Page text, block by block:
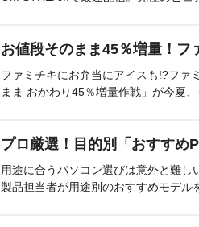
お値段そのまま45％増量！フ
ファミチキにお弁当にアイスも!?ファ
まま おかわり45％増量作戦」が今夏
プロ厳選！目的別「おすすめ
用途に合うパソコン選びは意外と難
製品担当者が用途別のおすすめモデル